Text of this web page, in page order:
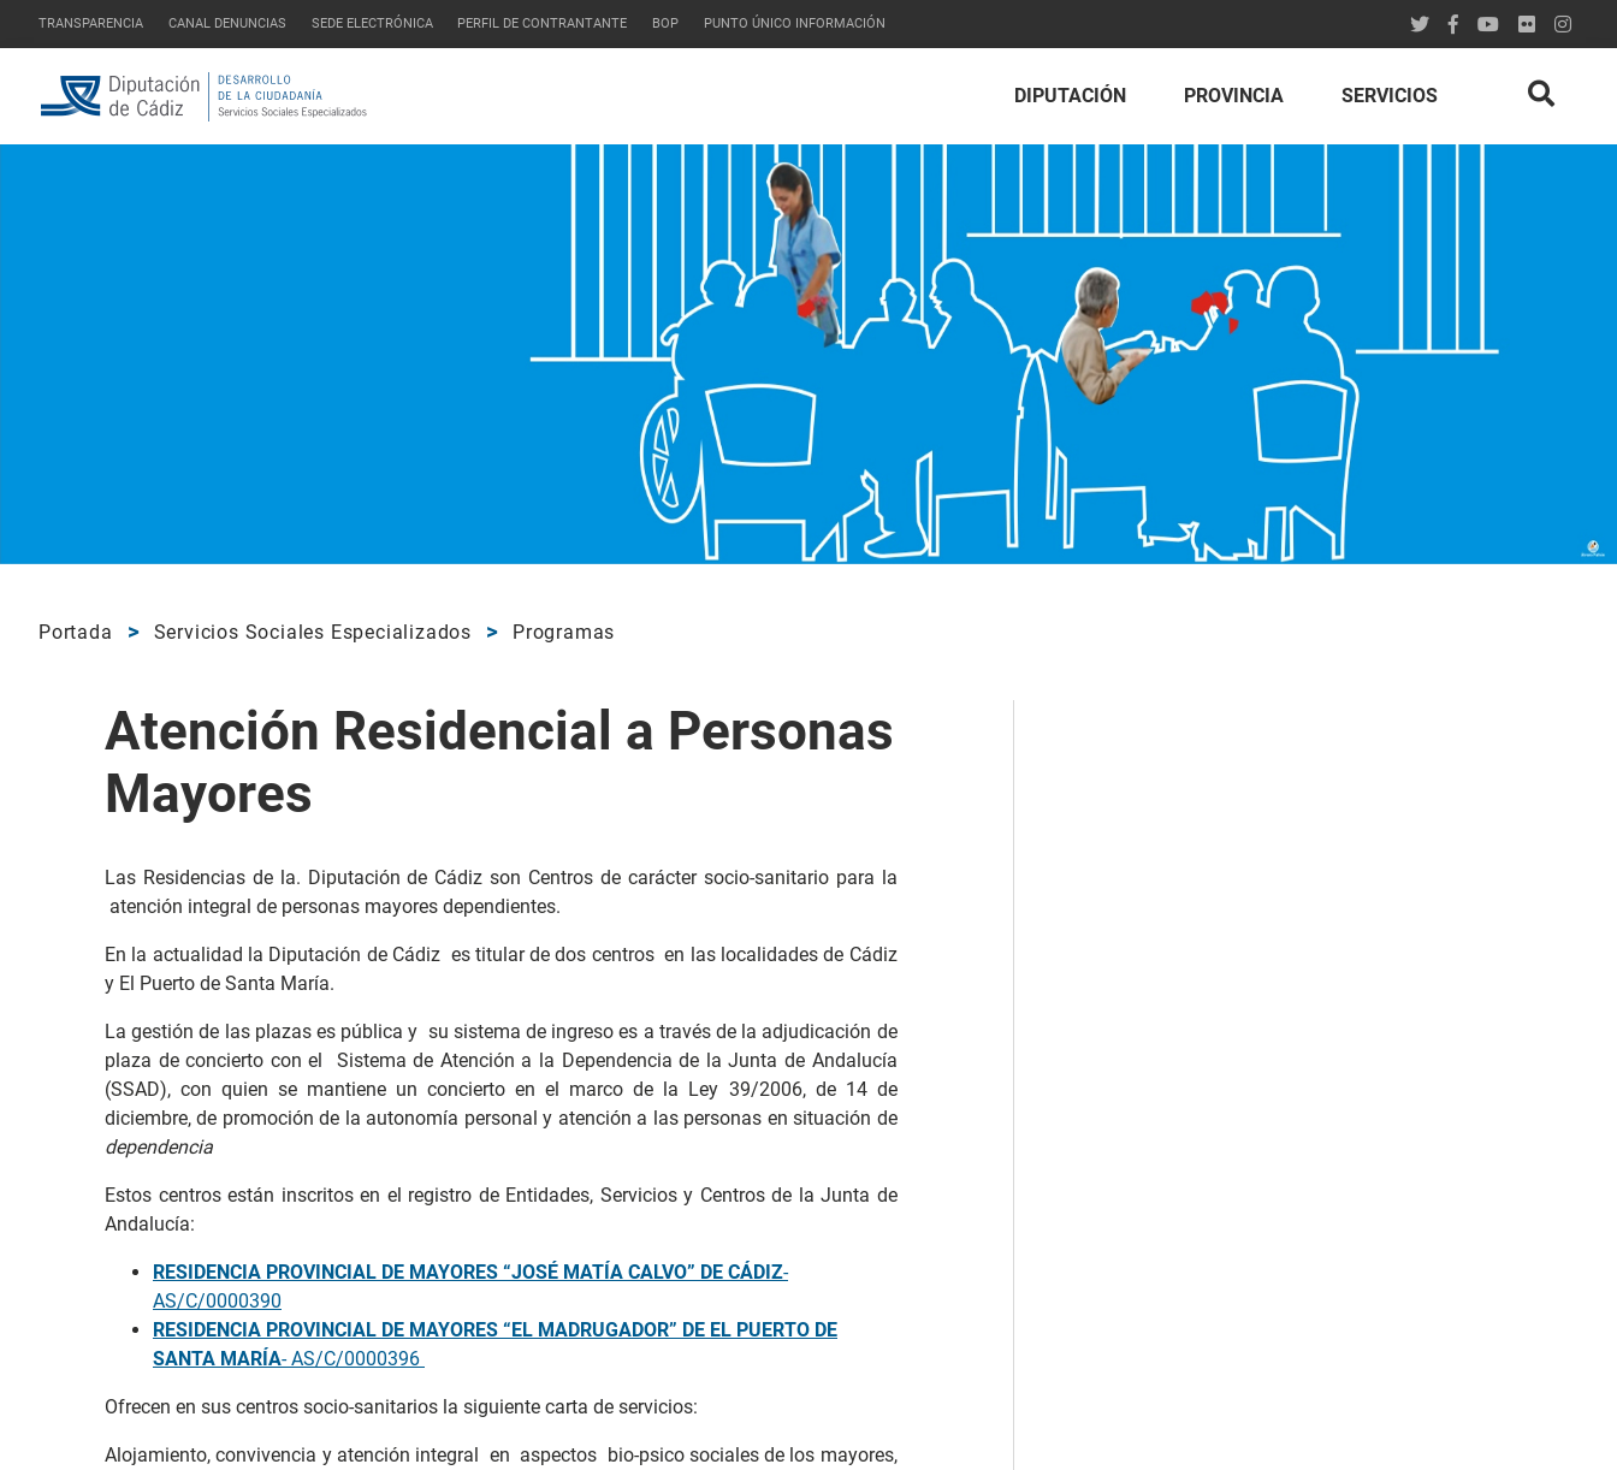
TRANSPARENCIA CANAL DENUNCIAS SEDE ELECTRÓNICA PERFIL DE CONTRANTANTE BOP PUNTO ÚNICO INFORMACIÓN
DIPUTACIÓN PROVINCIA SERVICIOS
Portada Servicios Sociales Especializados Programas
Atención Residencial a Personas
Mayores
Las Residencias de la. Diputación de Cádiz son Centros de carácter socio-sanitario para la
atención integral de personas mayores dependientes.
En la actualidad la Diputación de Cádiz es titular de dos centros en las localidades de Cádiz
y El Puerto de Santa María.
La gestión de las plazas es pública y su sistema de ingreso es a través de la adjudicación de
plaza de concierto con el Sistema de Atención a la Dependencia de la Junta de Andalucía
(SSAD), con quien se mantiene un concierto en el marco de la Ley 39/2006, de 14 de
diciembre, de promoción de la autonomía personal y atención a las personas en situación de
dependencia
Estos centros están inscritos en el registro de Entidades, Servicios y Centros de la Junta de
Andalucía:
RESIDENCIA PROVINCIAL DE MAYORES “JOSÉ MATÍA CALVO” DE CÁDIZ-
AS/C/0000390
RESIDENCIA PROVINCIAL DE MAYORES “EL MADRUGADOR” DE EL PUERTO DE
SANTA MARÍA- AS/C/0000396
Ofrecen en sus centros socio-sanitarios la siguiente carta de servicios:
Alojamiento, convivencia y atención integral en aspectos bio-psico sociales de los mayores,